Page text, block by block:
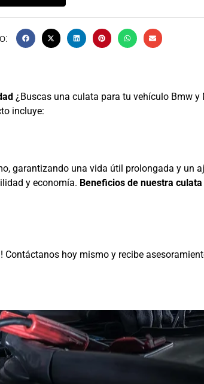
¿Buscas una culata para tu vehículo Bmw y
incluye:
garantizando una vida útil prolongada y un
y economía. Beneficios de nuestra
hoy mismo y recibe